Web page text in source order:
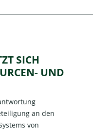
SICH
UND
an den
von